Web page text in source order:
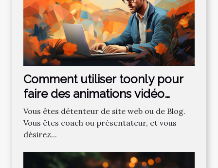
Comment utiliser toonly pour
faire des animations vidéo
professionnelles ?
Vous êtes détenteur de site web ou de Blog.
Vous êtes coach ou présentateur, et vous
désirez...